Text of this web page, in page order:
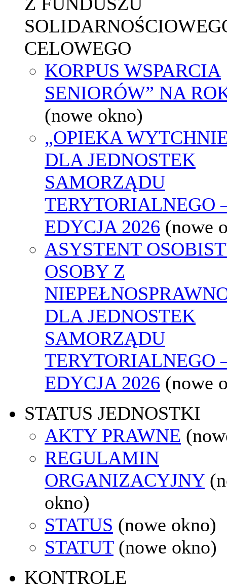
CELOWEGO
KORPUS WSPARCIA
SENIORÓW” NA
(nowe okno)
„OPIEKA
DLA JEDNOSTEK
SAMORZĄDU
TERYTORIALNEGO
EDYCJA 2026 (nowe
ASYSTENT
OSOBY Z
DLA JEDNOSTEK
SAMORZĄDU
TERYTORIALNEGO
EDYCJA 2026 (nowe
STATUS JEDNOSTKI
AKTY PRAWNE
REGULAMIN
ORGANIZACYJNY
okno)
STATUS (nowe okno)
STATUT (nowe okno)
KONTROLE